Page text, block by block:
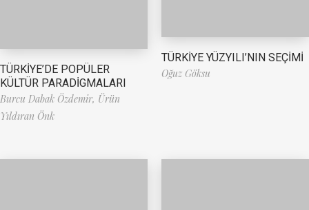
TÜRKİYE’DE POPÜLER
KÜLTÜR PARADİGMALARI
Burcu Dabak Özdemir, Ürün
Yıldıran Önk
TÜRKİYE YÜZYILI’NIN SEÇİMİ
Oğuz Göksu